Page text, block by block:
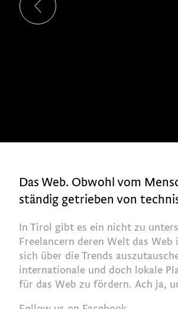
Das Web. Obwohl vom
ständig getrieben von
In Tirol gibt es ein nicht zu
Freelancern deren Welt das
sich über die Trends
internationale und doch lokale
für das Web zu fördern. Ach ja,